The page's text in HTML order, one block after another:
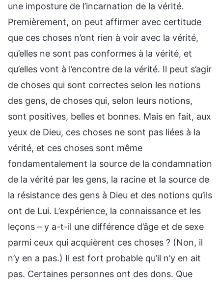
une imposture de l’incarnation de la vérité.
Premièrement, on peut affirmer avec certitude
que ces choses n’ont rien à voir avec la vérité,
qu’elles ne sont pas conformes à la vérité, et
qu’elles vont à l’encontre de la vérité. Il peut s’agir
de choses qui sont correctes selon les notions
des gens, de choses qui, selon leurs notions,
sont positives, belles et bonnes. Mais en fait, aux
yeux de Dieu, ces choses ne sont pas liées à la
vérité, et ces choses sont même
fondamentalement la source de la condamnation
de la vérité par les gens, la racine et la source de
la résistance des gens à Dieu et des notions qu’ils
ont de Lui. L’expérience, la connaissance et les
leçons – y a-t-il une différence d’âge et de sexe
parmi ceux qui acquièrent ces choses ? (Non, il
n’y en a pas.) Il est fort probable qu’il n’y en ait
pas. Certaines personnes ont des dons. Que